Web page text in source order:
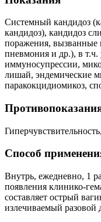
Системный кандидоз
кандидоз), кандидоз
поражения, вызванные
пневмония и др.), в
иммуносупрессии,
лишай, эндемические
паракокцидиомикоз,
Способ
Внутрь, ежедневно, 1
появления клинико-
составляет острый
излечиваемый разовой